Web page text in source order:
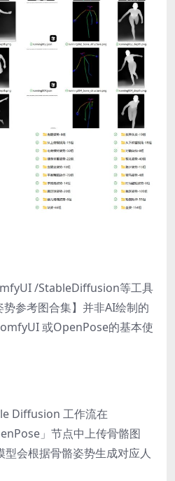
/StableDiffusion等工具
参考图合集】并非AI绘制的
或OpenPose的基本使
Diffusion 工作流在
」节点中上传骨骼图
型会根据骨骼姿势生成对应人